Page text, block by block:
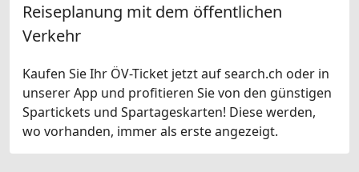
Reiseplanung mit dem öffentlichen
Verkehr
Kaufen Sie Ihr ÖV-Ticket jetzt auf search.ch oder in
unserer App und profitieren Sie von den günstigen
Spartickets und Spartageskarten! Diese werden,
wo vorhanden, immer als erste angezeigt.